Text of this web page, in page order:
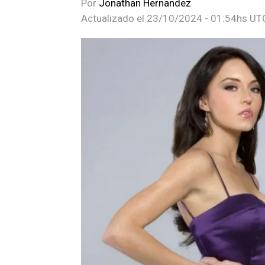
Por Jonathan Hernandez
Actualizado el 23/10/2024 - 01:54hs